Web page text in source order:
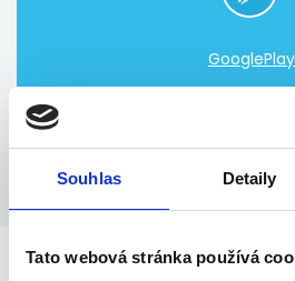
Souhlas Detaily
Tato webová stránka používá
GooglePlay